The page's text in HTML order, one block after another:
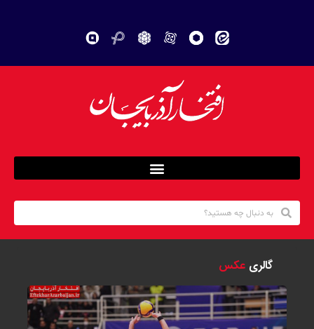
گالری عکس